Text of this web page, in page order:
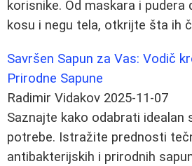
korisnike. Od maskara i pudera
kosu i negu tela, otkrijte šta ih
Savršen Sapun za Vas: Vodič
Prirodne Sapune
Radimir Vidakov 2025-11-07
Saznajte kako odabrati idealan
potrebe. Istražite prednosti
antibakterijskih i prirodnih